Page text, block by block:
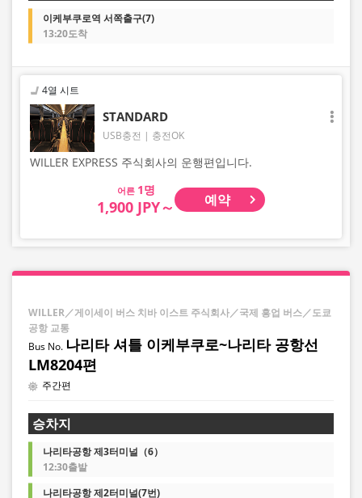
이케부쿠로역 서쪽출구(7)
13:20도착
4열 시트
STANDARD
USB충전 충전OK
WILLER EXPRESS 주식회사의 운행편입니다.
어른
1,900 JPY～ 예약
WILLER／게이세이 버스 치바 이스트 주식회사／국제 흥업 버스／도쿄
공항 교통
나리타 셔틀 이케부쿠로~나리타 공항선
LM8204편
주간편
승차지
나리타공항 제3터미널（6）
12:30출발
나리타공항 제2터미널(7번)